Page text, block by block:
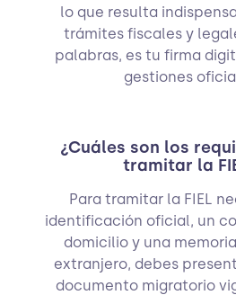
lo que resulta
trámites fiscales y
palabras, es tu firma
gestiones
¿Cuáles son los
tramitar la
Para tramitar la FIEL
identificación oficial, un
domicilio y una memoria
extranjero, debes
documento migratorio